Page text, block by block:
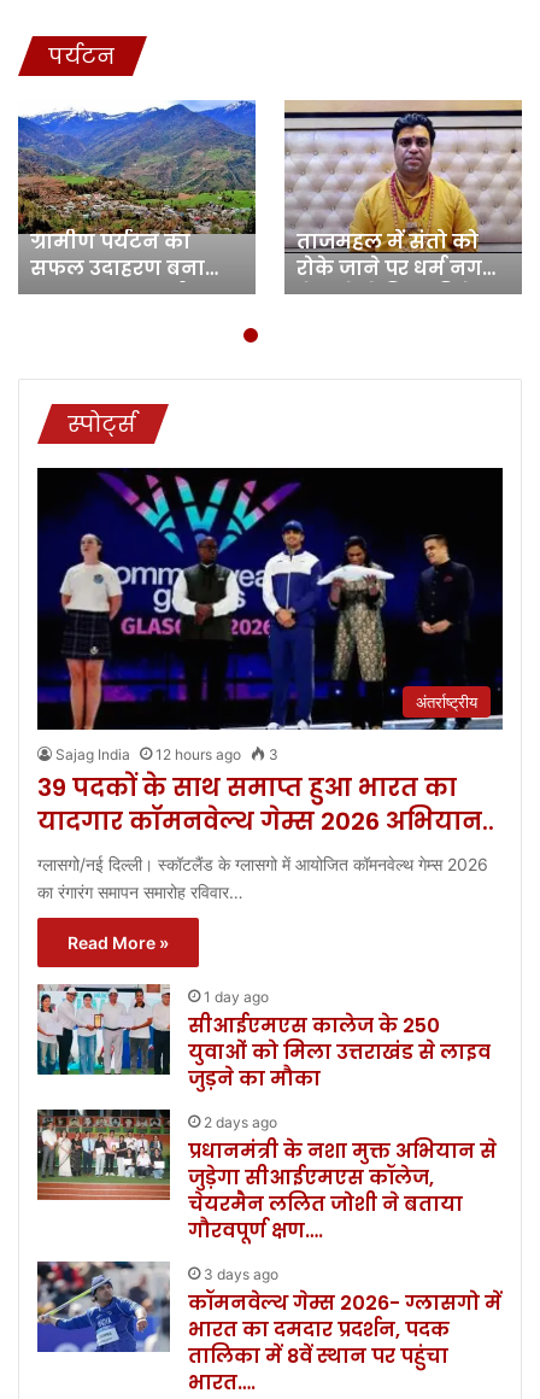
पर्यटन
ग्रामीण पर्यटन का
सफल उदाहरण बना
रुद्रप्रयाग का सारी गांव…
ताजमहल में संतो को
रोके जाने पर धर्म नगरी
में संतो ने किया विरोध
स्पोर्ट्स
अंतर्राष्ट्रीय
Sajag India 12 hours ago 3
39 पदकों के साथ समाप्त हुआ भारत का
यादगार कॉमनवेल्थ गेम्स 2026 अभियान..
ग्लासगो/नई दिल्ली। स्कॉटलैंड के ग्लासगो में आयोजित कॉमनवेल्थ गेम्स 2026
का रंगारंग समापन समारोह रविवार…
Read More »
1 day ago
सीआईएमएस कालेज के 250
युवाओं को मिला उत्तराखंड से लाइव
जुड़ने का मौका
2 days ago
प्रधानमंत्री के नशा मुक्त अभियान से
जुड़ेगा सीआईएमएस कॉलेज,
चेयरमैन ललित जोशी ने बताया
गौरवपूर्ण क्षण….
3 days ago
कॉमनवेल्थ गेम्स 2026- ग्लासगो में
भारत का दमदार प्रदर्शन, पदक
तालिका में 8वें स्थान पर पहुंचा
भारत….